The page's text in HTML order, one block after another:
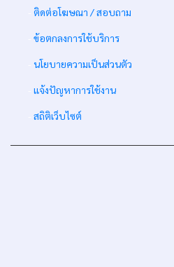
ติดต่อโฆษณา / สอบถาม
ข้อตกลงการใช้บริการ
นโยบายความเป็นส่วนตัว
แจ้งปัญหาการใช้งาน
สถิติเว็บไซต์